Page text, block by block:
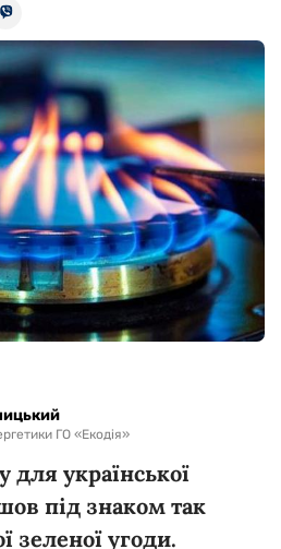
ГО «Екодія»
для української
під знаком так
зеленої угоди.